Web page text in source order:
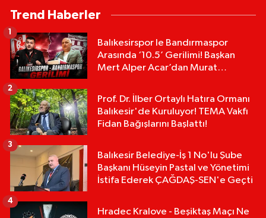
Trend Haberler
Balıkesirspor le Bandırmaspor
Arasında ‘10.5’ Gerilimi! Başkan
Mert Alper Acar’dan Murat
1
Prof. Dr. İlber Ortaylı Hatıra Ormanı
Balıkesir'de Kuruluyor! TEMA Vakfı
Fidan Bağışlarını Başlattı!
2
Balıkesir Belediye-İş 1 No'lu Şube
Başkanı Hüseyin Pastal ve Yönetimi
İstifa Ederek ÇAĞDAŞ-SEN'e Geçti
3
Hradec Kralove - Beşiktaş Maçı Ne
4